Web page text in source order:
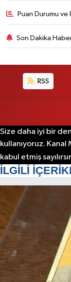
Puan Durumu ve
Son Dakika
RSS
Size daha iyi bir
kullanıyoruz. Kanal
kabul etmiş